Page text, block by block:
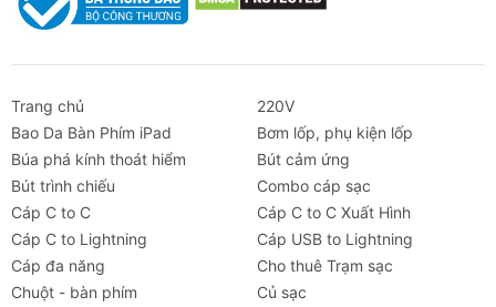
Trang chủ
220V
Bao Da Bàn Phím iPad
Bơm lốp, phụ kiện lốp
Búa phá kính thoát hiểm
Bút cảm ứng
Bút trình chiếu
Combo cáp sạc
Cáp C to C
Cáp C to C Xuất Hình
Cáp C to Lightning
Cáp USB to Lightning
Cáp đa năng
Cho thuê Trạm sạc
Chuột - bàn phím
Củ sạc